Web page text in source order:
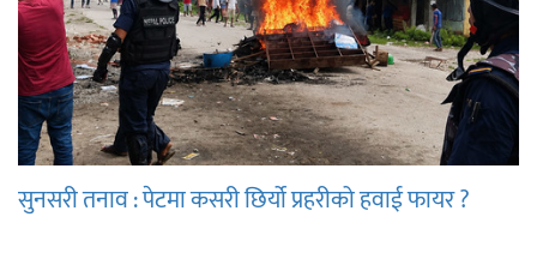
सुनसरी तनाव : पेटमा कसरी छिर्यो प्रहरीको हवाई फायर ?